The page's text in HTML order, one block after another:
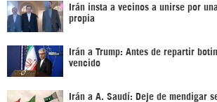
Irán insta a vecinos a unirse por
propia
Irán a Trump: Antes de repartir
vencido
Irán a A. Saudí: Deje de mendigar